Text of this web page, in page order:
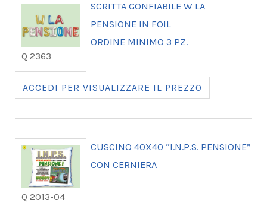
Q 2363
SCRITTA GONFIABILE W LA
PENSIONE IN FOIL
ORDINE MINIMO 3 PZ.
ACCEDI PER VISUALIZZARE IL PREZZO
Q 2013-04
CUSCINO 40X40 “I.N.P.S. PENSIONE”
CON CERNIERA